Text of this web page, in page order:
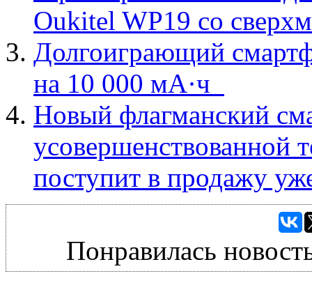
Oukitel WP19 со
Долгоиграющий
на 10 000 мА·ч
Новый флагманский
усовершенствованной
поступит в продажу
Понравилась